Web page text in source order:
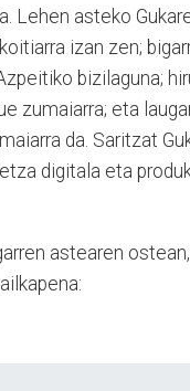
Lehen asteko
izan zen;
bizilaguna;
zumaiarra; eta
da. Saritzat
digitala eta
astearen